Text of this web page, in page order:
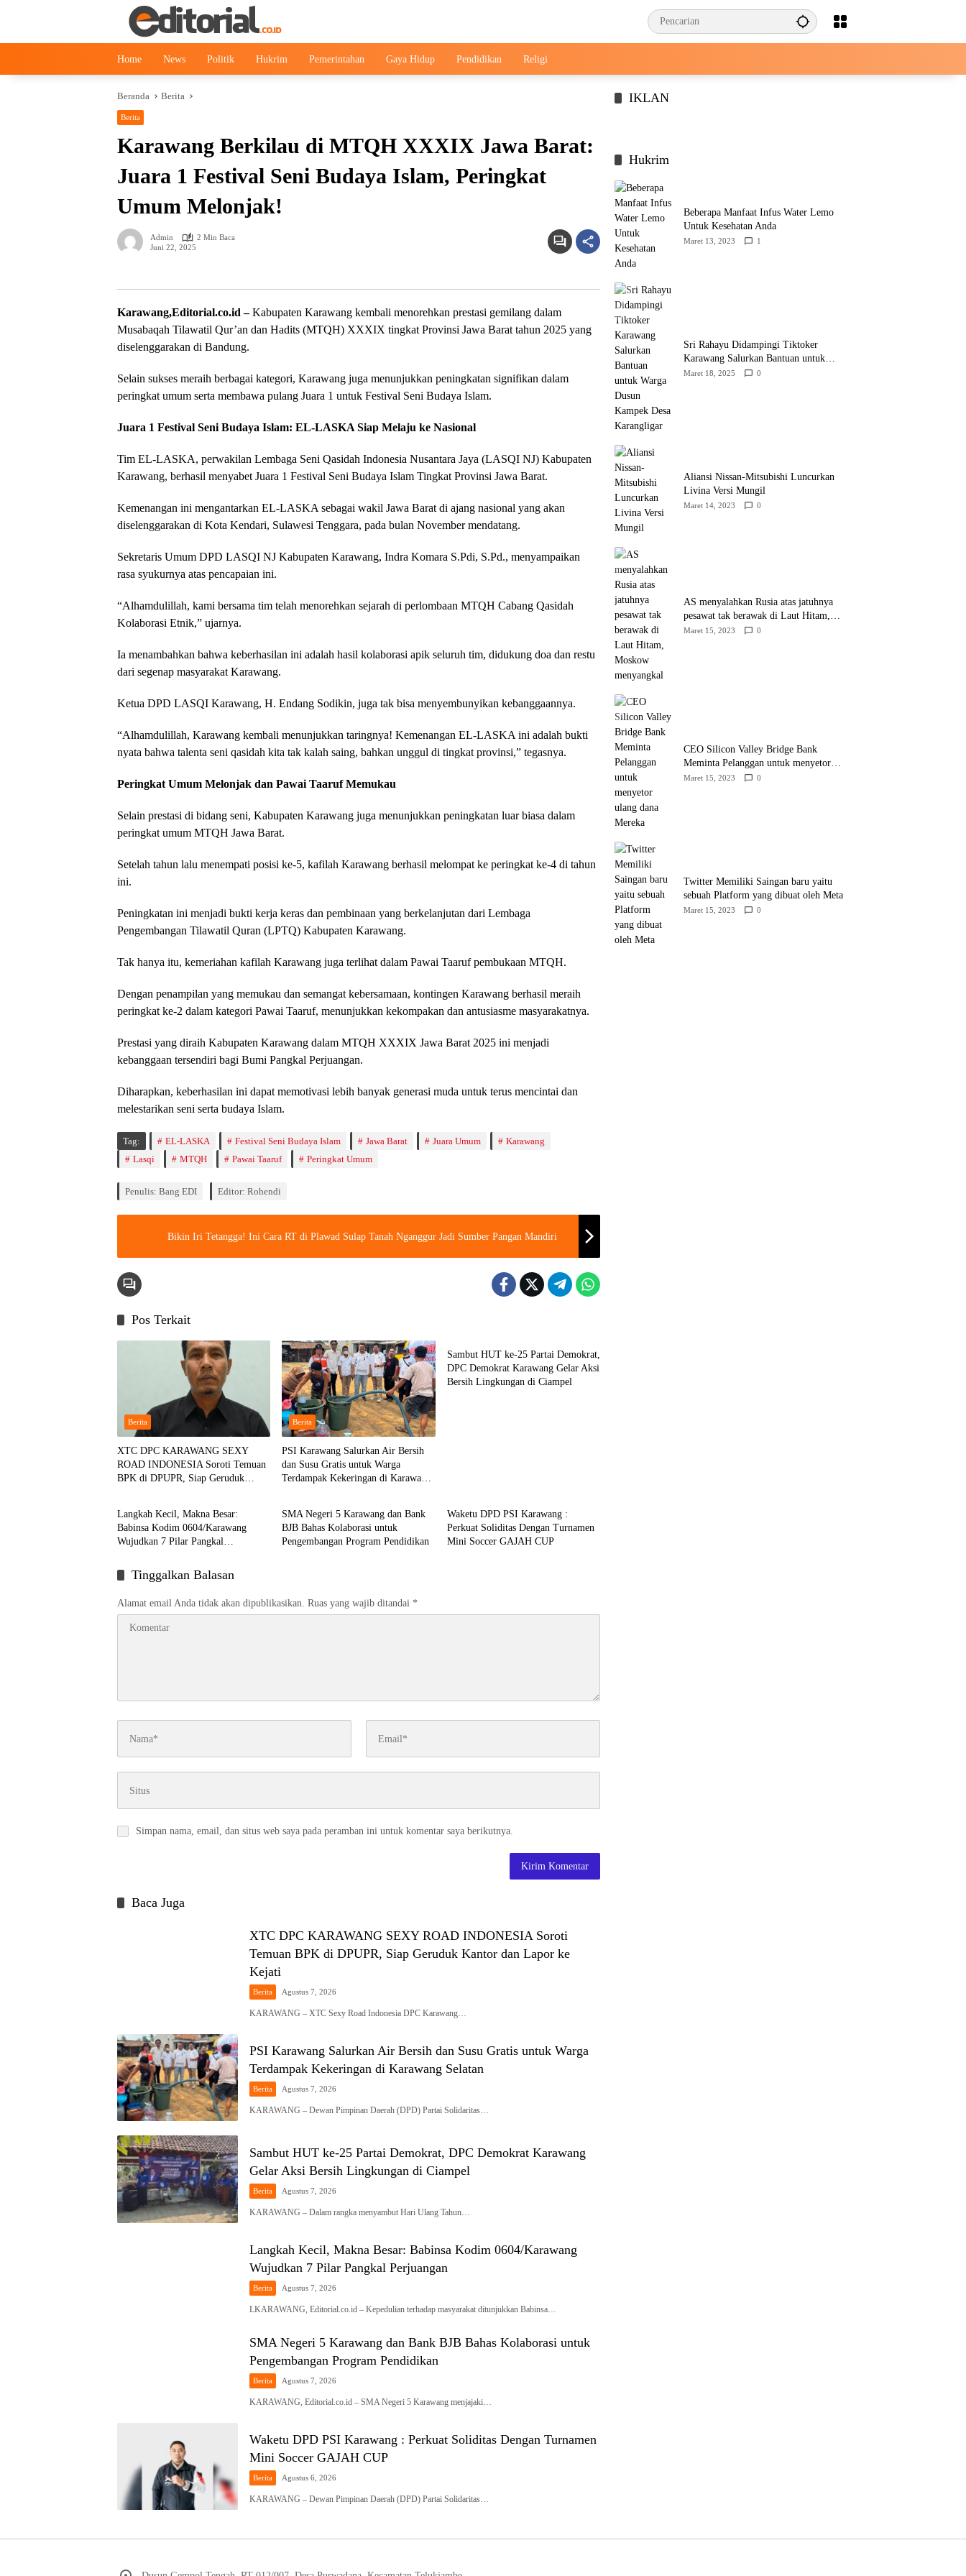
Home News Politik Hukrim Pemerintahan Gaya Hidup Pendidikan Religi
Beranda Berita
Berita
Karawang Berkilau di MTQH XXXIX Jawa Barat:
Juara 1 Festival Seni Budaya Islam, Peringkat
Umum Melonjak!
Admin
2 Min Baca
Juni 22, 2025
Karawang,Editorial.co.id –Kabupaten Karawang kembali menorehkan prestasi gemilang dalam
Musabaqah Tilawatil Qur’an dan Hadits (MTQH) XXXIX tingkat Provinsi Jawa Barat tahun 2025 yang
diselenggarakan di Bandung.
Selain sukses meraih berbagai kategori, Karawang juga menunjukkan peningkatan signifikan dalam
peringkat umum serta membawa pulang Juara 1 untuk Festival Seni Budaya Islam.
Juara 1 Festival Seni Budaya Islam: EL-LASKA Siap Melaju ke Nasional
Tim EL-LASKA, perwakilan Lembaga Seni Qasidah Indonesia Nusantara Jaya (LASQI NJ) Kabupaten
Karawang, berhasil menyabet Juara 1 Festival Seni Budaya Islam Tingkat Provinsi Jawa Barat.
Kemenangan ini mengantarkan EL-LASKA sebagai wakil Jawa Barat di ajang nasional yang akan
diselenggarakan di Kota Kendari, Sulawesi Tenggara, pada bulan November mendatang.
Sekretaris Umum DPD LASQI NJ Kabupaten Karawang, Indra Komara S.Pdi, S.Pd., menyampaikan
rasa syukurnya atas pencapaian ini.
“Alhamdulillah, kami bersama tim telah menorehkan sejarah di perlombaan MTQH Cabang Qasidah
Kolaborasi Etnik,” ujarnya.
Ia menambahkan bahwa keberhasilan ini adalah hasil kolaborasi apik seluruh tim, didukung doa dan restu
dari segenap masyarakat Karawang.
Ketua DPD LASQI Karawang, H. Endang Sodikin, juga tak bisa menyembunyikan kebanggaannya.
“Alhamdulillah, Karawang kembali menunjukkan taringnya! Kemenangan EL-LASKA ini adalah bukti
nyata bahwa talenta seni qasidah kita tak kalah saing, bahkan unggul di tingkat provinsi,” tegasnya.
Peringkat Umum Melonjak dan Pawai Taaruf Memukau
Selain prestasi di bidang seni, Kabupaten Karawang juga menunjukkan peningkatan luar biasa dalam
peringkat umum MTQH Jawa Barat.
Setelah tahun lalu menempati posisi ke-5, kafilah Karawang berhasil melompat ke peringkat ke-4 di tahun
ini.
Peningkatan ini menjadi bukti kerja keras dan pembinaan yang berkelanjutan dari Lembaga
Pengembangan Tilawatil Quran (LPTQ) Kabupaten Karawang.
Tak hanya itu, kemeriahan kafilah Karawang juga terlihat dalam Pawai Taaruf pembukaan MTQH.
Dengan penampilan yang memukau dan semangat kebersamaan, kontingen Karawang berhasil meraih
peringkat ke-2 dalam kategori Pawai Taaruf, menunjukkan kekompakan dan antusiasme masyarakatnya.
Prestasi yang diraih Kabupaten Karawang dalam MTQH XXXIX Jawa Barat 2025 ini menjadi
kebanggaan tersendiri bagi Bumi Pangkal Perjuangan.
Diharapkan, keberhasilan ini dapat memotivasi lebih banyak generasi muda untuk terus mencintai dan
melestarikan seni serta budaya Islam.
Tag: EL-LASKA Festival Seni Budaya Islam Jawa Barat Juara Umum
Karawang
Lasqi
MTQH Pawai Taaruf Peringkat Umum
Penulis: Bang EDI Editor: Rohendi
Bikin Iri Tetangga! Ini Cara RT di Plawad Sulap Tanah Nganggur Jadi Sumber Pangan Mandiri
Pos Terkait
Berita
XTC DPC KARAWANG SEXY
ROAD INDONESIA Soroti Temuan
BPK di DPUPR, Siap Geruduk
Berita
PSI Karawang Salurkan Air Bersih
dan Susu Gratis untuk Warga
Terdampak Kekeringan di Karawang
Sambut HUT ke-25 Partai Demokrat,
DPC Demokrat Karawang Gelar Aksi
Bersih Lingkungan di Ciampel
Langkah Kecil, Makna Besar:
Babinsa Kodim 0604/Karawang
Wujudkan 7 Pilar Pangkal
SMA Negeri 5 Karawang dan Bank
BJB Bahas Kolaborasi untuk
Pengembangan Program Pendidikan
Waketu DPD PSI Karawang :
Perkuat Soliditas Dengan Turnamen
Mini Soccer GAJAH CUP
Tinggalkan Balasan
Alamat email Anda tidak akan dipublikasikan. Ruas yang wajib ditandai *
Simpan nama, email, dan situs web saya pada peramban ini untuk komentar saya berikutnya.
Baca Juga
XTC DPC KARAWANG SEXY ROAD INDONESIA Soroti
Temuan BPK di DPUPR, Siap Geruduk Kantor dan Lapor ke
Kejati
Berita Agustus 7, 2026
KARAWANG – XTC Sexy Road Indonesia DPC Karawang…
PSI Karawang Salurkan Air Bersih dan Susu Gratis untuk Warga
Terdampak Kekeringan di Karawang Selatan
Berita Agustus 7, 2026
KARAWANG – Dewan Pimpinan Daerah (DPD) Partai Solidaritas…
Sambut HUT ke-25 Partai Demokrat, DPC Demokrat Karawang
Gelar Aksi Bersih Lingkungan di Ciampel
Berita Agustus 7, 2026
KARAWANG – Dalam rangka menyambut Hari Ulang Tahun…
Langkah Kecil, Makna Besar: Babinsa Kodim 0604/Karawang
Wujudkan 7 Pilar Pangkal Perjuangan
Berita Agustus 7, 2026
LKARAWANG, Editorial.co.id – Kepedulian terhadap masyarakat ditunjukkan Babinsa…
SMA Negeri 5 Karawang dan Bank BJB Bahas Kolaborasi untuk
Pengembangan Program Pendidikan
Berita Agustus 7, 2026
KARAWANG, Editorial.co.id – SMA Negeri 5 Karawang menjajaki…
Waketu DPD PSI Karawang : Perkuat Soliditas Dengan Turnamen
Mini Soccer GAJAH CUP
Berita Agustus 6, 2026
KARAWANG – Dewan Pimpinan Daerah (DPD) Partai Solidaritas…
IKLAN
Hukrim
Beberapa Manfaat Infus Water Lemo
Untuk Kesehatan Anda
Maret 13, 2023 1
Sri Rahayu Didampingi Tiktoker
Karawang Salurkan Bantuan untuk
Warga Dusun Kampek Desa Karangligar
Maret 18, 2025 0
Aliansi Nissan-Mitsubishi Luncurkan
Livina Versi Mungil
Maret 14, 2023 0
AS menyalahkan Rusia atas jatuhnya
pesawat tak berawak di Laut Hitam,
Moskow menyangkal
Maret 15, 2023 0
CEO Silicon Valley Bridge Bank
Meminta Pelanggan untuk menyetor
ulang dana Mereka
Maret 15, 2023 0
Twitter Memiliki Saingan baru yaitu
sebuah Platform yang dibuat oleh Meta
Maret 15, 2023 0